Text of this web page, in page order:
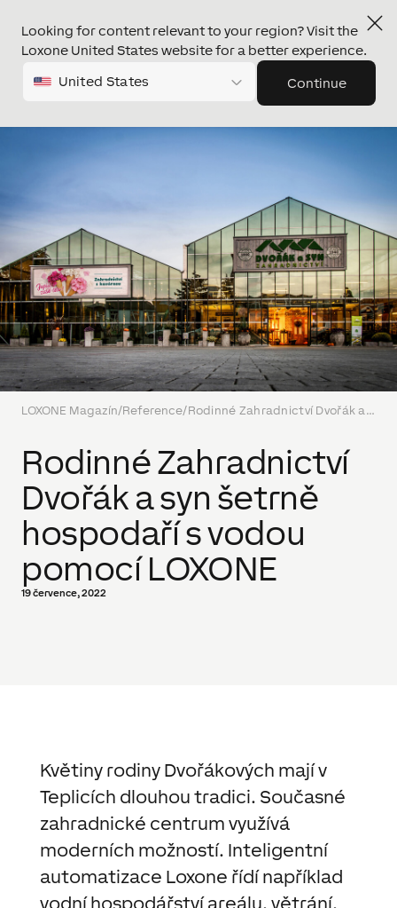
Looking for content relevant to your region? Visit the
Loxone United States website for a better experience.
United States Continue
LOXONE Magazín/Reference/ Rodinné Zahradnictví Dvořák a syn šetrně hospodaří s vodou pomocí LOXONE
Rodinné Zahradnictví
Dvořák a syn šetrně
hospodaří s vodou
pomocí LOXONE
19 července, 2022
Květiny rodiny Dvořákových mají v
Teplicích dlouhou tradici. Současné
zahradnické centrum využívá
moderních možností. Inteligentní
automatizace Loxone řídí například
vodní hospodářství areálu, větrání,